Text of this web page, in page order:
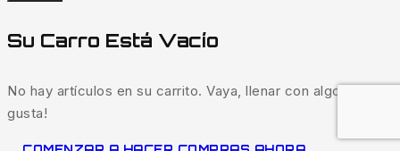
Su Carro Está Vacío
No hay artículos en su carrito. Vaya, llenar con algo que te
gusta!